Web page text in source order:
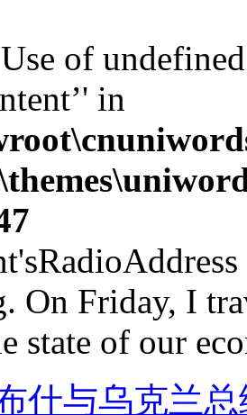
of
in
On Friday, I
state of our
什与乌克兰